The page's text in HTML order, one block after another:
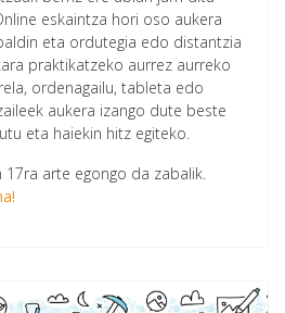
eskaintza hori oso aukera
eta ordutegia edo distantzia
praktikatzeko aurrez aurreko
ordenagailu, tableta edo
aukera izango dute beste
eta haiekin hitz egiteko.
arte egongo da zabalik.